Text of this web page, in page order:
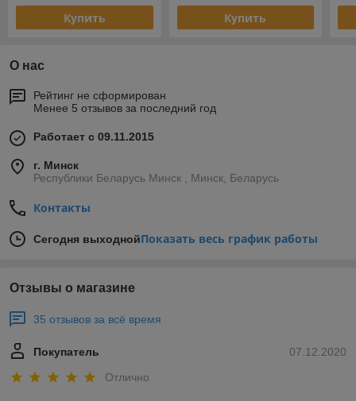
Купить Купить
О нас
Рейтинг не сформирован
Менее 5 отзывов за последний год
Работает с 09.11.2015
г. Минск
Республики Беларусь Минск , Минск, Беларусь
Контакты
Сегодня выходнойПоказать весь график работы
Отзывы о магазине
35 отзывов за всё время
07.12.2020
Покупатель
Отлично